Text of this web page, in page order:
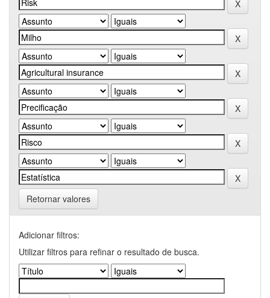
Retornar valores
Adicionar filtros:
Utilizar filtros para refinar o resultado de busca.